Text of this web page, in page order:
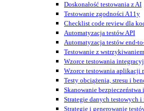
Doskonałość testowania z AI
Testowanie zgodności A11y
Checklist code review dla
Automatyzacja testów API
Automatyzacja testów end-
Testowanie z
Wzorce testowania
Wzorce testowania aplikacji
Testy obciążenia, stresu i
Skanowanie
Strategie danych testowych i
Strategie i generowanie